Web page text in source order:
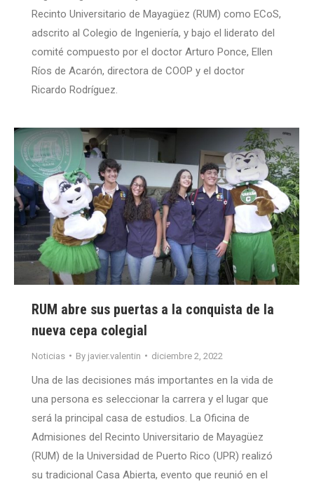
Recinto Universitario de Mayagüez (RUM) como ECoS,
adscrito al Colegio de Ingeniería, y bajo el liderato del
comité compuesto por el doctor Arturo Ponce, Ellen
Ríos de Acarón, directora de COOP y el doctor
Ricardo Rodríguez.
RUM abre sus puertas a la conquista de la
nueva cepa colegial
Noticias By javier.valentin diciembre 2, 2022
Una de las decisiones más importantes en la vida de
una persona es seleccionar la carrera y el lugar que
será la principal casa de estudios. La Oficina de
Admisiones del Recinto Universitario de Mayagüez
(RUM) de la Universidad de Puerto Rico (UPR) realizó
su tradicional Casa Abierta, evento que reunió en el